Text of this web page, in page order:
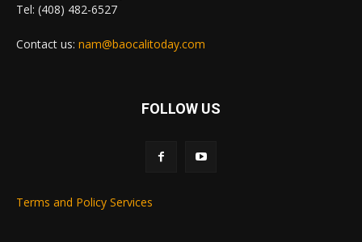
Tel: (408) 482-6527
Contact us: nam@baocalitoday.com
FOLLOW US
Terms and Policy Services